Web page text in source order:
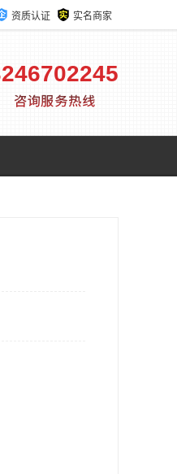
资质认证 实名商家